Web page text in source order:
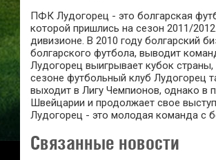
ПФК Лудогорец - это болгарская
которой пришлись на сезон 2011/
дивизионе. В 2010 году болгарский
болгарского футбола, выводит
Лудогорец выигрывает кубок
сезоне футбольный клуб Лудогорец
выходит в Лигу Чемпионов, однако в
Швейцарии и продолжает свое
Лудогорец - это молодая команда с
Связанные новости